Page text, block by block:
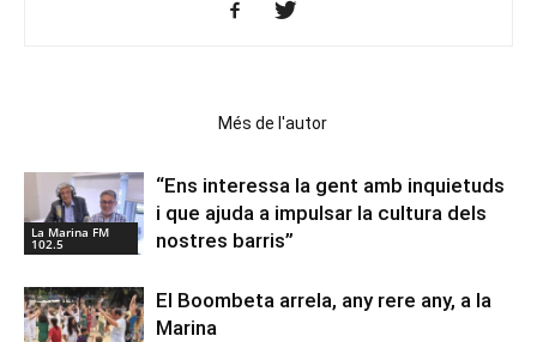
Més de l'autor
La Marina FM
102.5
“Ens interessa la gent amb inquietuds
i que ajuda a impulsar la cultura dels
nostres barris”
El Boombeta arrela, any rere any, a la
Marina